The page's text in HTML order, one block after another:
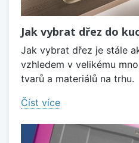
Jak vybrat dřez do
Jak vybrat dřez je stále
vzhledem v velikému
tvarů a materiálů na trhu.
Číst více